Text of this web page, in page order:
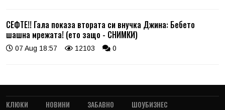
СЕФТЕ!! Гала показа втората си внучка Джина: Бебето
шашна мрежата! (ето защо - СНИМКИ)
07 Aug 18:57 12103 0
КЛЮКИ НОВИНИ ЗАБАВНО
ШОУБИЗНЕС